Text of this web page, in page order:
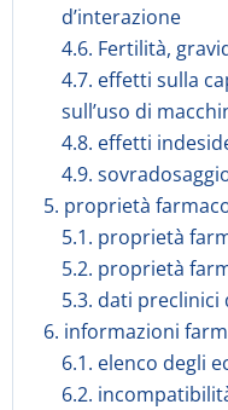
d’interazione
4.6. Fertilità,
4.7. effetti sulla
sull’uso di
4.8. effetti
4.9.
5. proprietà
5.1. proprietà
5.2. proprietà
5.3. dati preclinici
6. informazioni
6.1. elenco degli
6.2.